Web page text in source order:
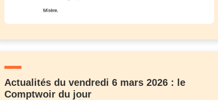
Actualités du vendredi 6 mars 2026 : le
Comptwoir du jour